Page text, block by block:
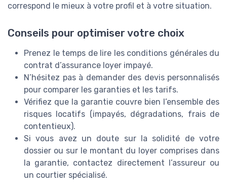
correspond le mieux à votre profil et à votre situation.
Conseils pour optimiser votre choix
Prenez le temps de lire les conditions générales du
contrat d’assurance loyer impayé.
N’hésitez pas à demander des devis personnalisés
pour comparer les garanties et les tarifs.
Vérifiez que la garantie couvre bien l’ensemble des
risques locatifs (impayés, dégradations, frais de
contentieux).
Si vous avez un doute sur la solidité de votre
dossier ou sur le montant du loyer comprises dans
la garantie, contactez directement l’assureur ou
un courtier spécialisé.